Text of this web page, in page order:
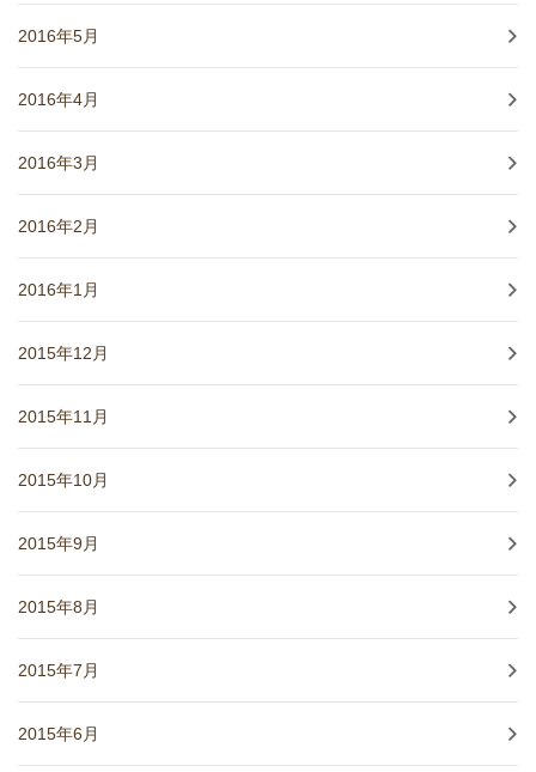
2016年5月
2016年4月
2016年3月
2016年2月
2016年1月
2015年12月
2015年11月
2015年10月
2015年9月
2015年8月
2015年7月
2015年6月